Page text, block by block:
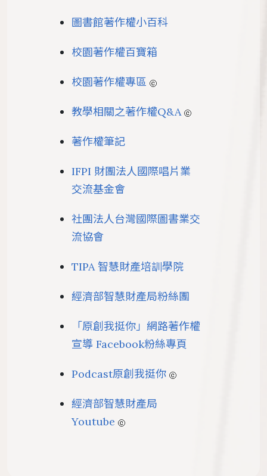
圖書館著作權小百科
校園著作權百寶箱
校園著作權專區
教學相關之著作權Q&A
著作權筆記
IFPI 財團法人國際唱片業
交流基金會
社團法人台灣國際圖書業交
流協會
TIPA 智慧財產培訓學院
經濟部智慧財產局粉絲團
「原創我挺你」網路著作權
宣導 Facebook粉絲專頁
Podcast原創我挺你
經濟部智慧財產局
Youtube